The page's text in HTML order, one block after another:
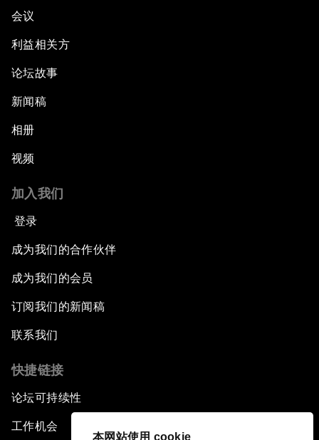
本网站使用 cookie
会议
利益相关方
论坛故事
新闻稿
相册
视频
加入我们
登录
成为我们的合作伙伴
成为我们的会员
订阅我们的新闻稿
联系我们
快捷链接
论坛可持续性
工作机会